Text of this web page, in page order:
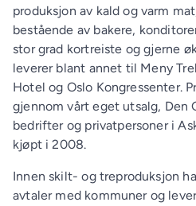
produksjon av kald og varm
bestående av bakere,
stor grad kortreiste og gjerne
leverer blant annet til Meny
Hotel og Oslo Kongressenter.
gjennom vårt eget utsalg, Den
bedrifter og privatpersoner i
kjøpt i 2008.
Innen skilt- og treproduksjon
avtaler med kommuner og